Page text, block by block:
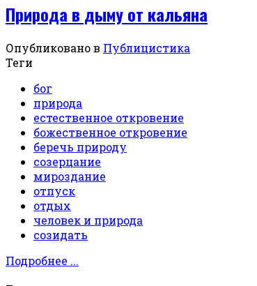
Природа в дыму от кальяна
Опубликовано в Публицистика
Теги
бог
природа
естественное откровение
божественное откровение
беречь природу
созерцание
мироздание
отпуск
отдых
человек и природа
созидать
Подробнее ...